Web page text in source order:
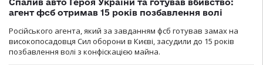
агент фсб отримав 15 років позбавлення волі
Російського агента, який за завданням фсб готував замах на
високопосадовця Сил оборони в Києві, засудили до 15 років
позбавлення волі з конфіскацією майна.